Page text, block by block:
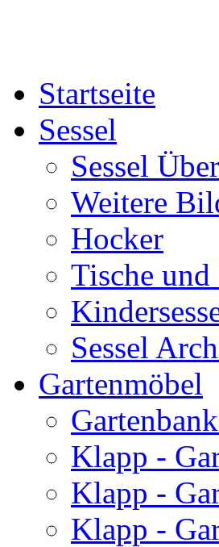
Startseite
Sessel
Sessel
Weitere
Hocker
Tische und
Sessel
Gartenmöbel
Klapp -
Klapp -
Klapp -